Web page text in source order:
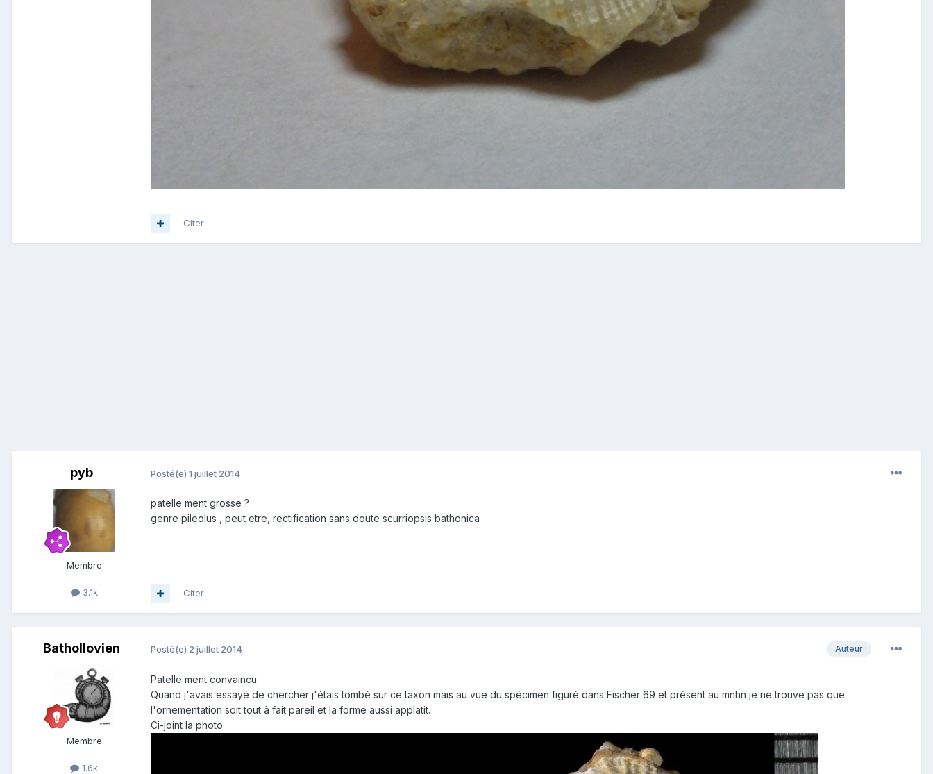
Citer
pyb
Membre
3.1k
Posté(e) 1 juillet 2014
patelle ment grosse ?
genre pileolus , peut etre, rectification sans doute scurriopsis bathonica
Citer
Bathollovien
Membre
1.6k
Auteur
Posté(e) 2 juillet 2014
Patelle ment convaincu
Quand j'avais essayé de chercher j'étais tombé sur ce taxon mais au vue du spécimen figuré dans Fischer 69 et présent au mnhn je ne trouve pas que
l'ornementation soit tout à fait pareil et la forme aussi applatit.
Ci-joint la photo